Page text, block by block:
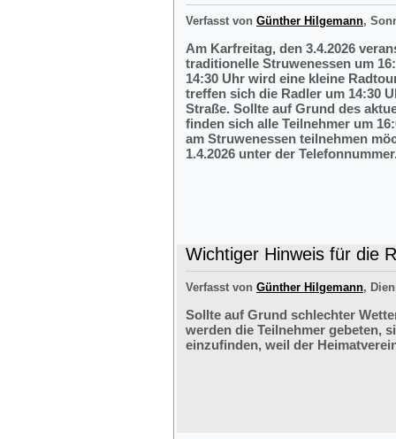
Verfasst von Günther Hilgemann,
Am Karfreitag, den 3.4.2026
traditionelle Struwenessen um
14:30 Uhr wird eine kleine
treffen sich die Radler um 14:30
Straße. Sollte auf Grund des
finden sich alle Teilnehmer um
am Struwenessen teilnehmen
1.4.2026 unter der
Wichtiger Hinweis für die
Verfasst von Günther Hilgemann,
Sollte auf Grund schlechter
werden die Teilnehmer gebeten,
einzufinden, weil der